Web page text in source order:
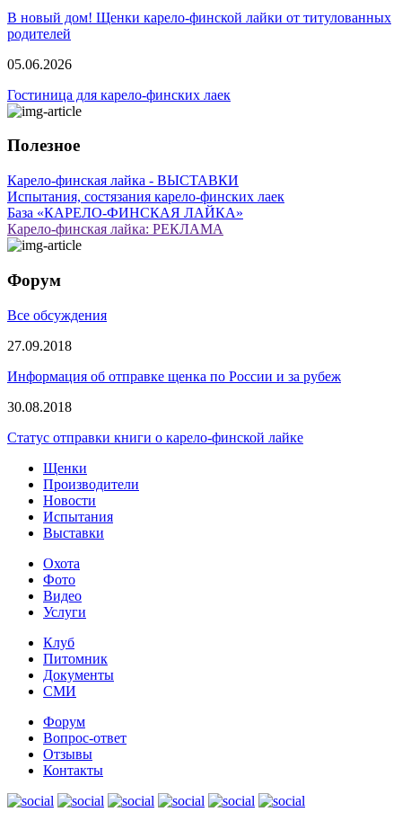
В новый дом! Щенки карело-финской лайки от титулованных
родителей
05.06.2026
Гостиница для карело-финских лаек
Полезное
Карело-финская лайка - ВЫСТАВКИ
Испытания, состязания карело-финских лаек
База «КАРЕЛО-ФИНСКАЯ ЛАЙКА»
Карело-финская лайка: РЕКЛАМА
Форум
Все обсуждения
27.09.2018
Информация об отправке щенка по России и за рубеж
30.08.2018
Статус отправки книги о карело-финской лайке
Щенки
Производители
Новости
Испытания
Выставки
Охота
Фото
Видео
Услуги
Клуб
Питомник
Документы
СМИ
Форум
Вопрос-ответ
Отзывы
Контакты